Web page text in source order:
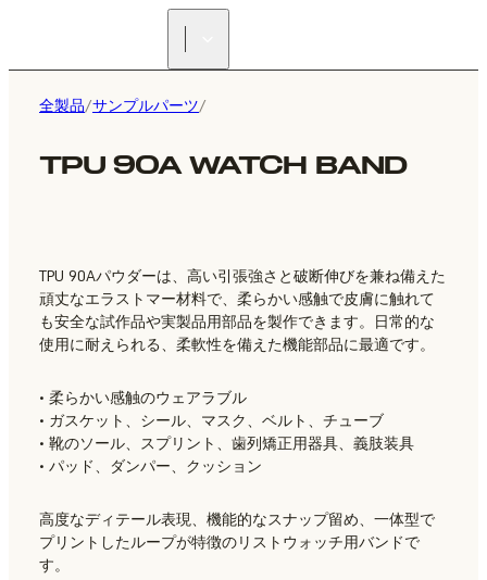
全製品/サンプルパーツ/
TPU 90A WATCH BAND
TPU 90Aパウダーは、高い引張強さと破断伸びを兼ね備えた
頑丈なエラストマー材料で、柔らかい感触で皮膚に触れて
も安全な試作品や実製品用部品を製作できます。日常的な
使用に耐えられる、柔軟性を備えた機能部品に最適です。
• 柔らかい感触のウェアラブル
• ガスケット、シール、マスク、ベルト、チューブ
• 靴のソール、スプリント、歯列矯正用器具、義肢装具
• パッド、ダンパー、クッション
高度なディテール表現、機能的なスナップ留め、一体型で
プリントしたループが特徴のリストウォッチ用バンドで
す。